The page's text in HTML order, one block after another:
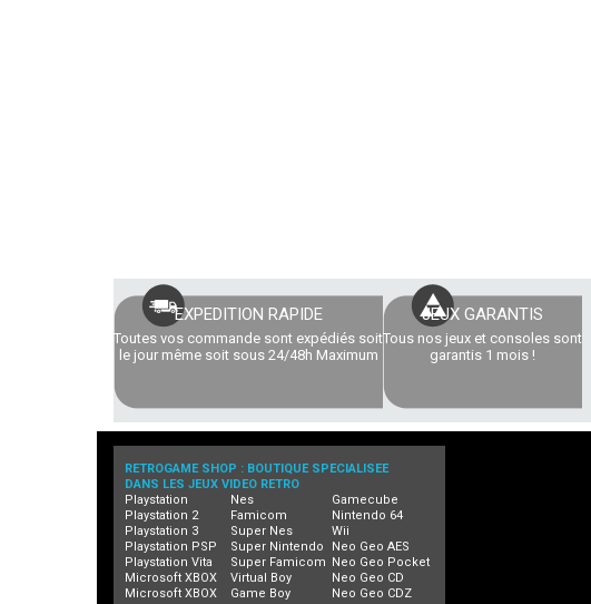
EXPEDITION RAPIDE
Toutes vos commande sont expédiés soit
le jour même soit sous 24/48h Maximum
JEUX GARANTIS
Tous nos jeux et consoles sont
garantis 1 mois !
RETROGAME SHOP : BOUTIQUE SPECIALISEE
DANS LES JEUX VIDEO RETRO
Playstation
Playstation 2
Playstation 3
Playstation PSP
Playstation Vita
Microsoft XBOX
Microsoft XBOX
Nes
Famicom
Super Nes
Super Nintendo
Super Famicom
Virtual Boy
Game Boy
Gamecube
Nintendo 64
Wii
Neo Geo AES
Neo Geo Pocket
Neo Geo CD
Neo Geo CDZ